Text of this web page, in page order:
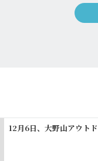
12月6日、大野山アウト